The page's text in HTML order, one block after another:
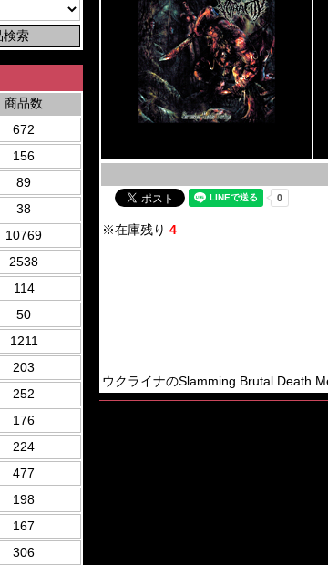
商品数
672
156
89
38
10769
2538
114
50
1211
203
252
176
224
477
198
167
306
※在庫残り 4
ウクライナのSlamming Brutal Death